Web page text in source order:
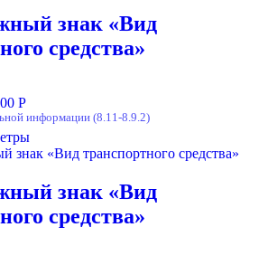
знак «Вид
средства»
Р
информации (8.11-8.9.2)
знак «Вид
средства»